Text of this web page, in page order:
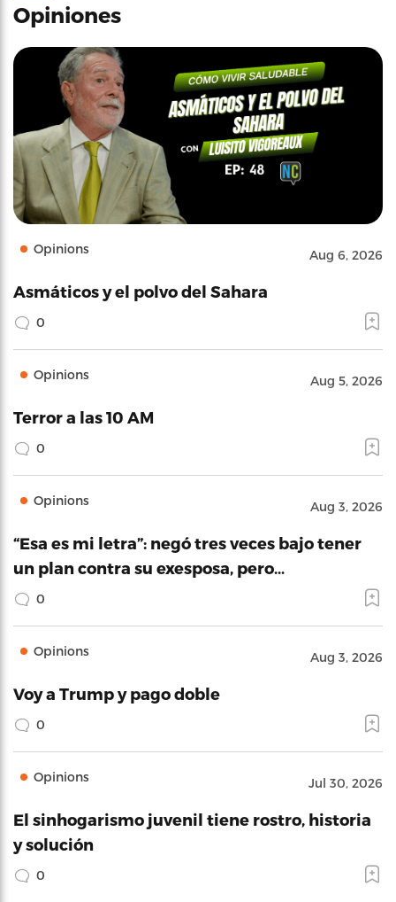
Opiniones
Opinions Aug 6, 2026
Asmáticos y el polvo del Sahara
0
Opinions Aug 5, 2026
Terror a las 10 AM
0
Opinions Aug 3, 2026
“Esa es mi letra”: negó tres veces bajo tener
un plan contra su exesposa, pero…
0
Opinions Aug 3, 2026
Voy a Trump y pago doble
0
Opinions Jul 30, 2026
El sinhogarismo juvenil tiene rostro, historia
y solución
0